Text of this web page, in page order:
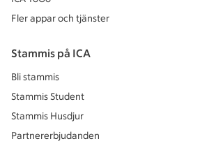
Fler appar och tjänster
Stammis på ICA
Bli stammis
Stammis Student
Stammis Husdjur
Partnererbjudanden